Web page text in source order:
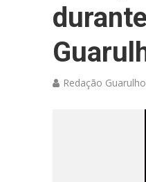
Redação